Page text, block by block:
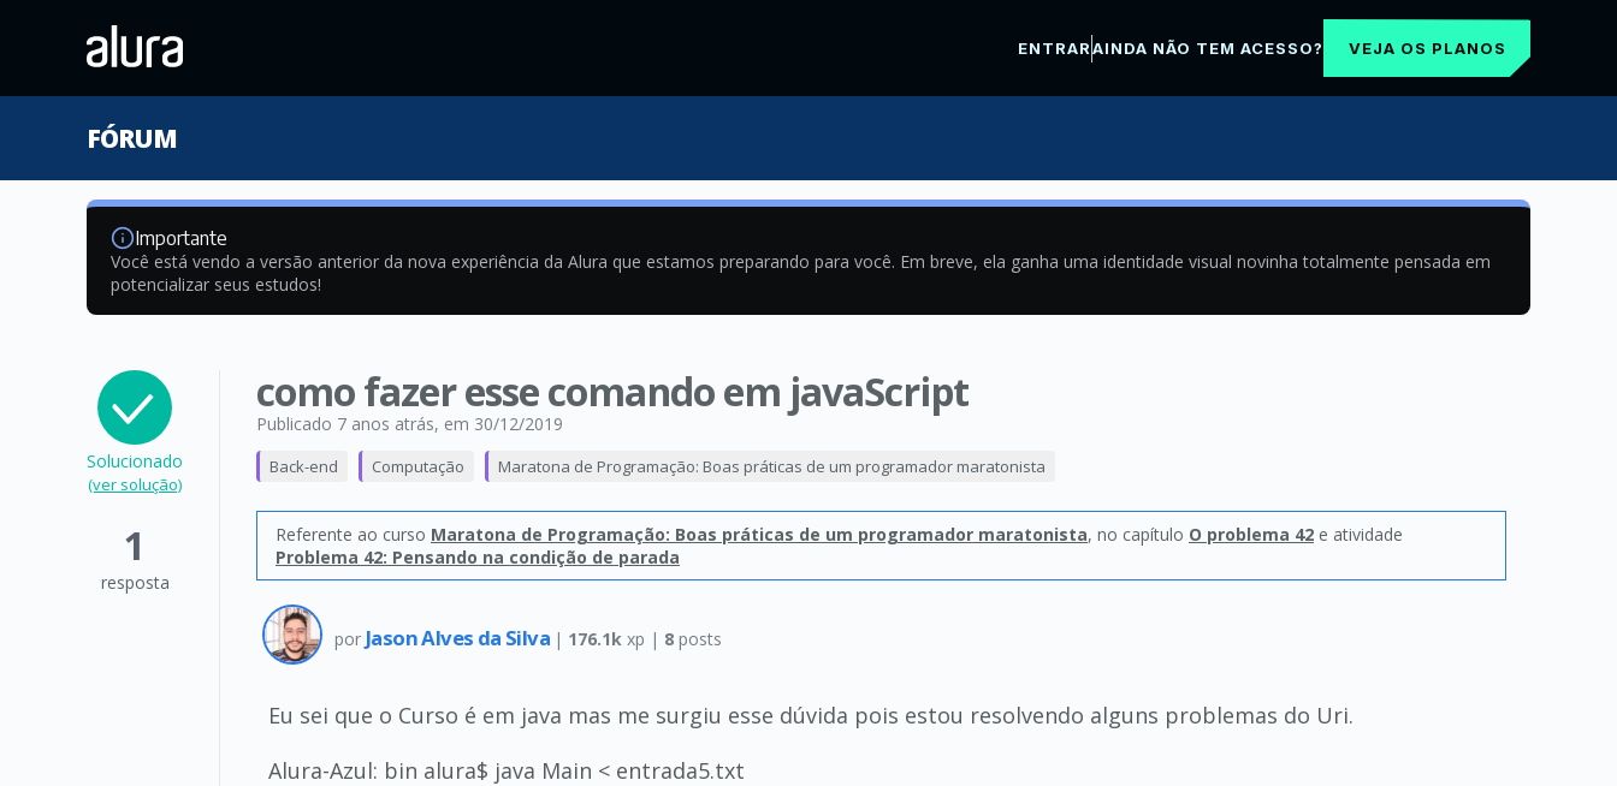
ENTRARAINDA NÃO TEM ACESSO? VEJA OS PLANOS
FÓRUM
Importante
Você está vendo a versão anterior da nova experiência da Alura que estamos preparando para você. Em breve, ela ganha uma identidade visual novinha totalmente pensada em
potencializar seus estudos!
Solucionado
(ver solução)
1
resposta
como fazer esse comando em javaScript
Publicado 7 anos atrás, em 30/12/2019
Back-end Computação Maratona de Programação: Boas práticas de um programador maratonista
Referente ao curso Maratona de Programação: Boas práticas de um programador maratonista, no capítulo O problema 42 e atividade
Problema 42: Pensando na condição de parada
por Jason Alves da Silva | 176.1k xp | 8 posts
Eu sei que o Curso é em java mas me surgiu esse dúvida pois estou resolvendo alguns problemas do Uri.
Alura-Azul: bin alura$ java Main < entrada5.txt